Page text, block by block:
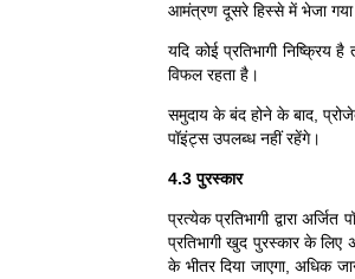
आमंत्रण दूसरे हिस्से में भेजा गया
यदि कोई प्रतिभागी निष्क्रिय
विफल रहता है।
समुदाय के बंद होने के बाद,
पॉइंट्स उपलब्ध नहीं रहेंगे।
4.3 पुरस्कार
प्रत्येक प्रतिभागी द्वारा
प्रतिभागी खुद पुरस्कार के
के भीतर दिया जाएगा, अधिक